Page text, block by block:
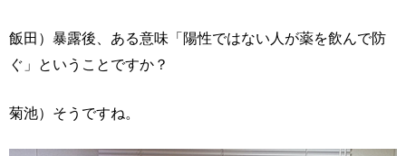
飯田）暴露後、ある意味「陽性ではない人が薬を飲んで防
ぐ」ということですか？
菊池）そうですね。